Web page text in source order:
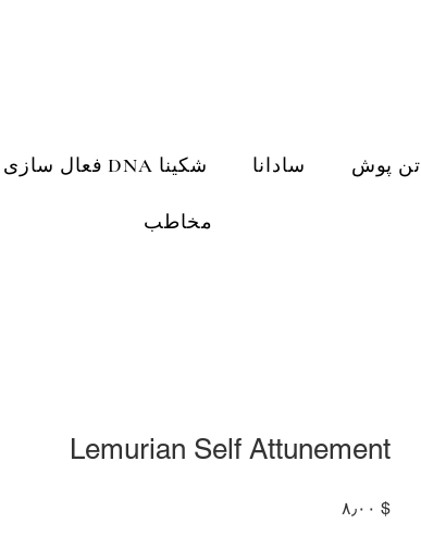
فعال سازی DNA شکینا سادانا تن پوش
مخاطب
Lemurian Self Attunement
$ ۸٫۰۰